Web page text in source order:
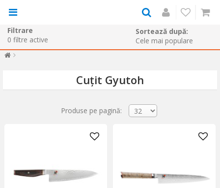
Filtrare
0 filtre active
Sortează după:
Cuțit Gyutoh
Produse pe pagină: